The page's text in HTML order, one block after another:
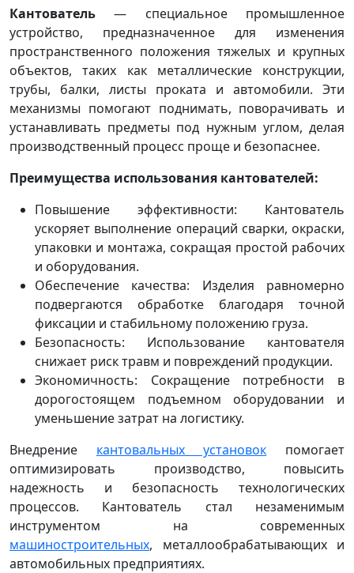
Кантователь — специальное промышленное
устройство, предназначенное для изменения
пространственного положения тяжелых и крупных
объектов, таких как металлические конструкции,
трубы, балки, листы проката и автомобили. Эти
механизмы помогают поднимать, поворачивать и
устанавливать предметы под нужным углом, делая
производственный процесс проще и безопаснее.
Преимущества использования кантователей:
Повышение эффективности: Кантователь
ускоряет выполнение операций сварки, окраски,
упаковки и монтажа, сокращая простой рабочих
и оборудования.
Обеспечение качества: Изделия равномерно
подвергаются обработке благодаря точной
фиксации и стабильному положению груза.
Безопасность: Использование кантователя
снижает риск травм и повреждений продукции.
Экономичность: Сокращение потребности в
дорогостоящем подъемном оборудовании и
уменьшение затрат на логистику.
Внедрение кантовальных установок помогает
оптимизировать производство, повысить
надежность и безопасность технологических
процессов. Кантователь стал незаменимым
инструментом на современных
машиностроительных, металлообрабатывающих и
автомобильных предприятиях.